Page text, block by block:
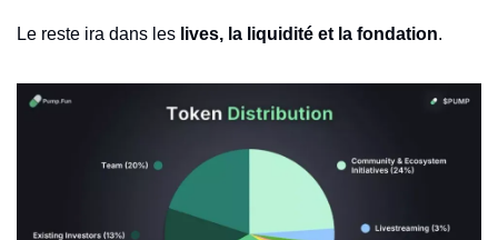
Le reste ira dans les lives, la liquidité et la fondation.